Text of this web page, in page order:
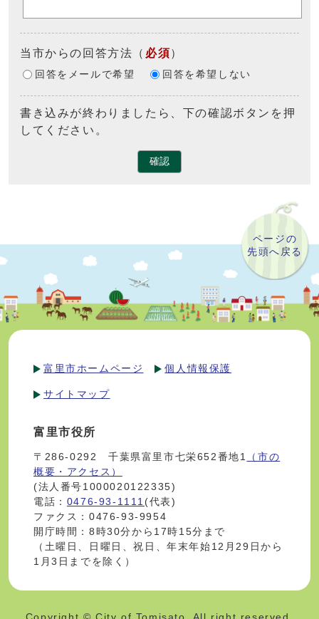
当市からの回答方法 （ 必須）
回答をメールで希望 回答を希望しない
書き込みが終わりましたら、下の確認ボタンを押
してください。
確認
ページの
先頭へ戻る
富里市ホームページ 個人情報保護
サイトマップ
富里市役所
〒286-0292 千葉県富里市七栄652番地1
（市の
概要・アクセス）
(法人番号1000020122335)
電話： 0476-93-1111(代表)
ファクス：0476-93-9954
開庁時間：8時30分から17時15分まで
（土曜日、日曜日、祝日、年末年始12月29日から
1月3日までを除く）